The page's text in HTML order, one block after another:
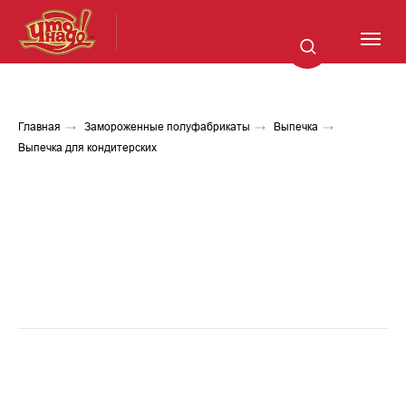
Главная → Замороженные полуфабрикаты → Выпечка →
Выпечка для кондитерских